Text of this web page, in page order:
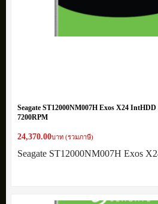
Seagate ST12000NM007H Exos X24
7200RPM
24,370.00บาท (รวมภาษี)
Seagate ST12000NM007H Exos